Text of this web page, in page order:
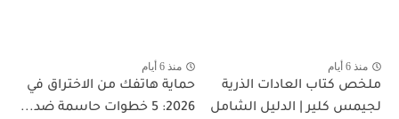
منذ 6 أيام
ملخص كتاب العادات الذرية
لجيمس كلير | الدليل الشامل
منذ 6 أيام
حماية هاتفك من الاختراق في
2026: 5 خطوات حاسمة ضد...